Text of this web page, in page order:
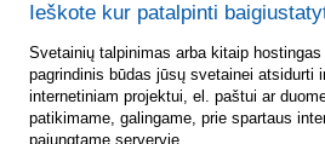
Ieškote kur patalpinti
Svetainių talpinimas arba kitaip hostingas
pagrindinis būdas jūsų svetainei atsidurti
internetiniam projektui, el. paštui ar
patikimame, galingame, prie spartaus
pajungtame serveryje.